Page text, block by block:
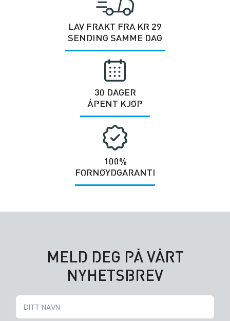
LAV FRAKT FRA KR 29
SENDING SAMME DAG
30 DAGER
ÅPENT KJØP
100%
FORNØYDGARANTI
MELD DEG PÅ VÅRT
NYHETSBREV